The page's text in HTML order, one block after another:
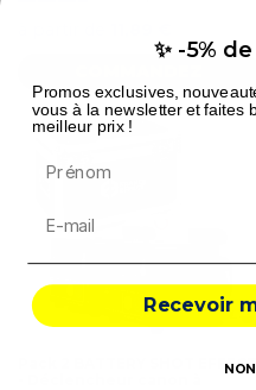
Pack 2 BATTERY SHOT EFFECT
✨ -5%
Promos exclusives,
vous à la newsletter et faites
meilleur prix !
Prénom
Recevoir